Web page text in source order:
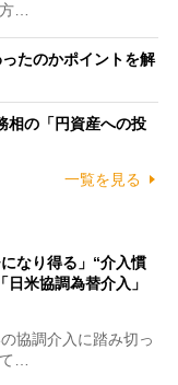
方…
たのかポイントを解
相の「円資産への投
一覧を見る
なり得る」“介入慣
米協調為替介入」
協調介入に踏み切っ
て…